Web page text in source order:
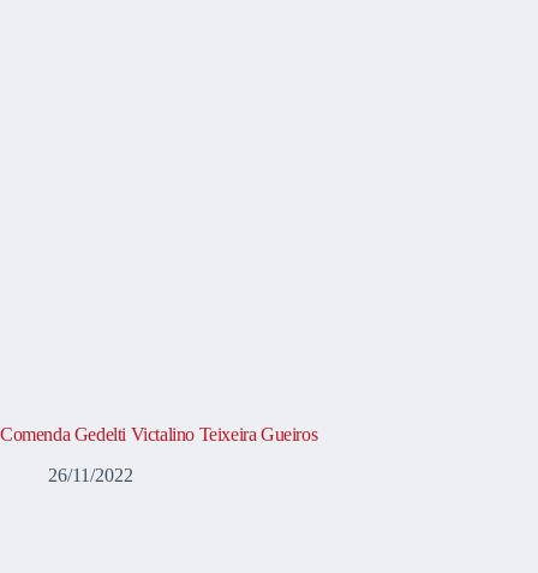
Comenda Gedelti Victalino Teixeira Gueiros
26/11/2022